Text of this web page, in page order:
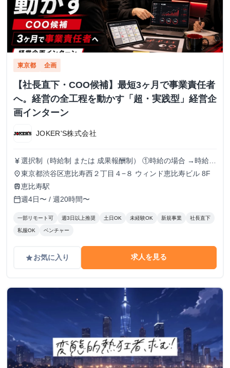
東京都 企画
【社長直下・COO候補】最短3ヶ月で事業責任者
へ。経営の全工程を動かす「超・実践型」経営企
画インターン
JOKER'S株式会社
currency_yen 選択制（時給制 または 成果報酬制） ①時給の場合 →時給
1500円でのお支払い ②成果報酬の条件・単価 → 粗利に対す
る報酬率での支給
place東京都渋谷区恵比寿西２丁目４−８ ウィンド恵比寿ビル 8F
train恵比寿駅
calendar_today週4日〜 / 週20時間〜
一部リモート可 週3日以上推奨 土日OK 未経験OK 新規事業 社長直下
私服OK ベンチャー
gradeお気に入り 求人を見る